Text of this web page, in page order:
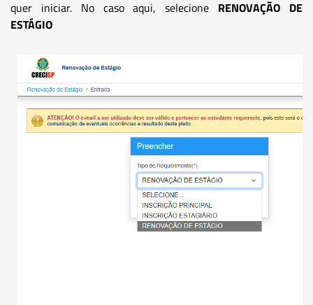
quer iniciar. No caso aqui, selecione RENOVAÇÃO DE
ESTÁGIO